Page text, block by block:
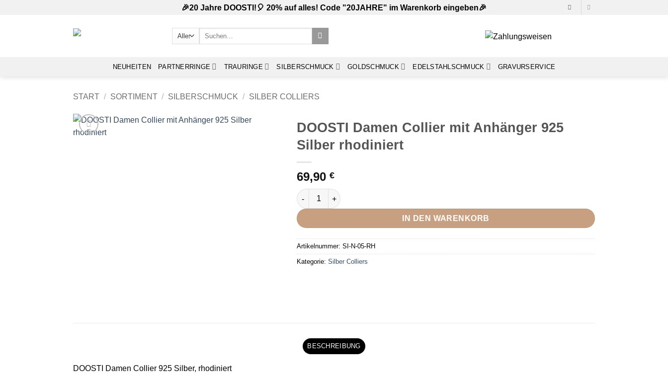
🎉20 Jahre DOOSTI!🎈 20% auf alles! Code "20JAHRE" im Warenkorb eingeben🎉
Suchen
NEUHEITEN PARTNERRINGE TRAURINGE SILBERSCHMUCK GOLDSCHMUCK EDELSTAHLSCHMUCK GRAVURSERVICE
START / SORTIMENT / SILBERSCHMUCK / SILBER COLLIERS
DOOSTI Damen Collier mit Anhänger 925
Silber rhodiniert
69,90 €
DOOSTI Damen Collier mit Anhänger 925 Silber rhodiniert Menge
IN DEN WARENKORB
Artikelnummer: SI-N-05-RH
Kategorie: Silber Colliers
BESCHREIBUNG
DOOSTI Damen Collier 925 Silber, rhodiniert